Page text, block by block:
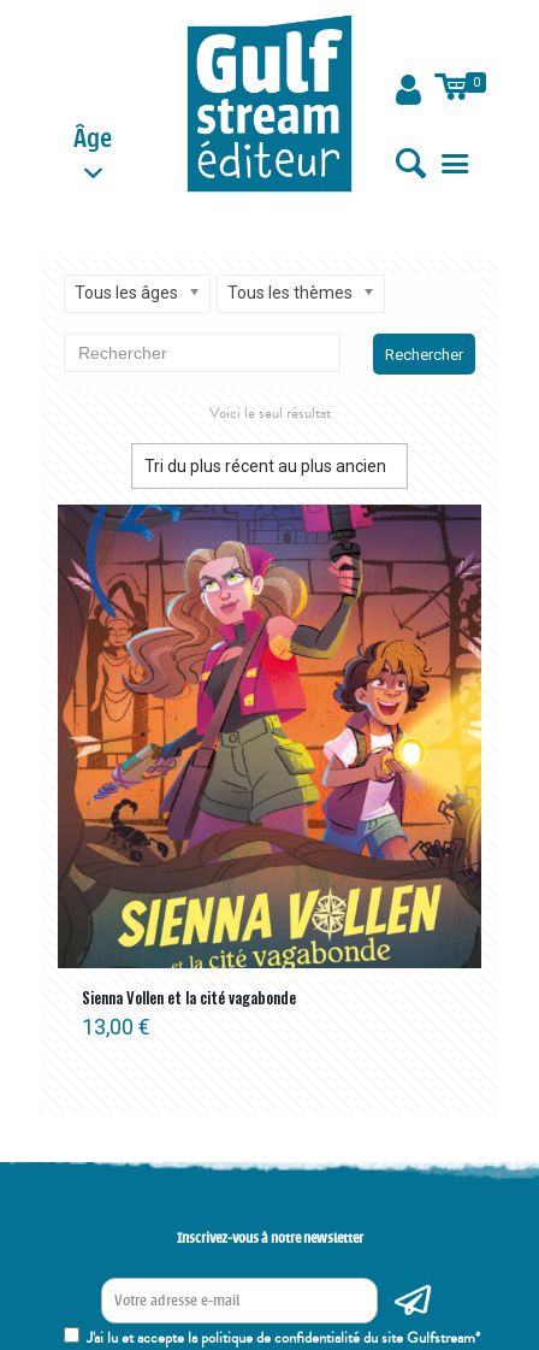
Âge
0
Tous les âges Tous les thèmes
Rechercher
Voici le seul résultat
Sienna Vollen et la cité vagabonde
13,00 €
Inscrivez-vous à notre newsletter
J'ai lu et accepte la politique de confidentialité du site Gulfstream*